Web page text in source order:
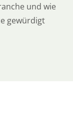
und wie
gewürdigt